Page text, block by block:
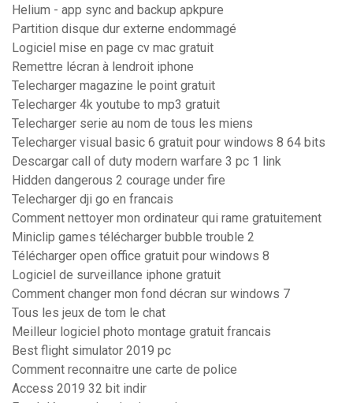
Helium - app sync and backup apkpure
Partition disque dur externe endommagé
Logiciel mise en page cv mac gratuit
Remettre lécran à lendroit iphone
Telecharger magazine le point gratuit
Telecharger 4k youtube to mp3 gratuit
Telecharger serie au nom de tous les miens
Telecharger visual basic 6 gratuit pour windows 8 64 bits
Descargar call of duty modern warfare 3 pc 1 link
Hidden dangerous 2 courage under fire
Telecharger dji go en francais
Comment nettoyer mon ordinateur qui rame gratuitement
Miniclip games télécharger bubble trouble 2
Télécharger open office gratuit pour windows 8
Logiciel de surveillance iphone gratuit
Comment changer mon fond décran sur windows 7
Tous les jeux de tom le chat
Meilleur logiciel photo montage gratuit francais
Best flight simulator 2019 pc
Comment reconnaitre une carte de police
Access 2019 32 bit indir